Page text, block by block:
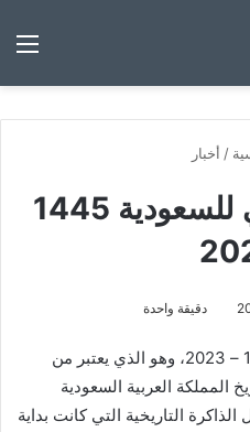
/ أخبار
متي العيد الوطني للسعودية 1445
دقيقة واحدة
متي العيد الوطني للسعودية 1445 – 2023، وهو الذي يعتبر من
المملكة العربية السعودية
التاريخية التي كانت بداية